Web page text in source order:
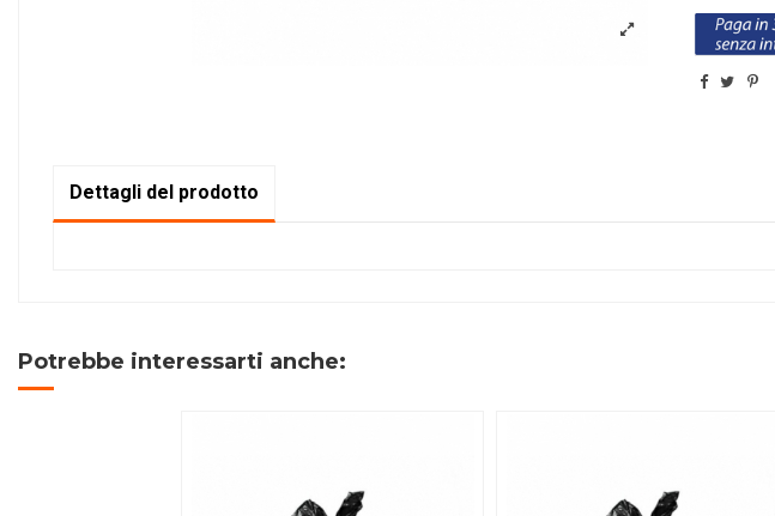
Dettagli del prodotto
Potrebbe interessarti anche: